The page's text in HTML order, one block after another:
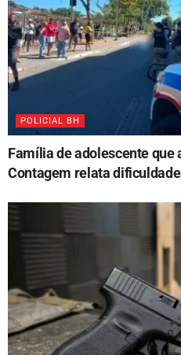
POLICIAL BH
Família de adolescente que
Contagem relata